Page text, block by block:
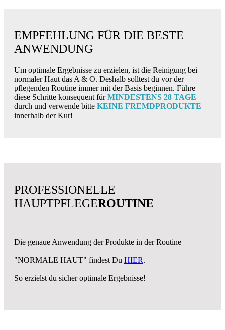
EMPFEHLUNG FÜR DIE BESTE
ANWENDUNG
Um optimale Ergebnisse zu erzielen, ist die Reinigung bei
normaler Haut das A & O. Deshalb solltest du vor der
pflegenden Routine immer mit der Basis beginnen. Führe
diese Schritte konsequent fürMINDESTENS 28 TAGE
durch und verwende bitte KEINE FREMDPRODUKTE
innerhalb der Kur!
PROFESSIONELLE
HAUPTPFLEGEROUTINE
Die genaue Anwendung der Produkte in der Routine
"NORMALE HAUT" findest Du HIER.
So erzielst du sicher optimale Ergebnisse!